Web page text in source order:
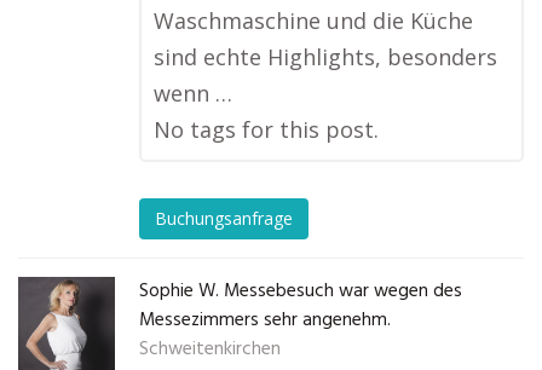
Waschmaschine und die Küche
sind echte Highlights, besonders
wenn …
No tags for this post.
Buchungsanfrage
Sophie W. Messebesuch war wegen des
Messezimmers sehr angenehm.
Schweitenkirchen